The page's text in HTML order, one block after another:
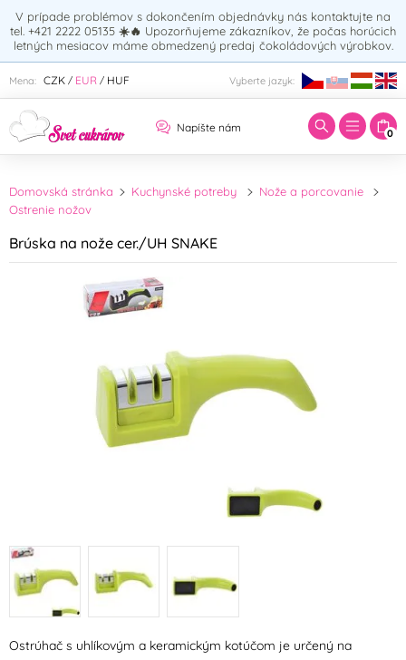
V prípade problémov s dokončením objednávky nás kontaktujte na
tel. +421 2222 05135 ☀️🔥 Upozorňujeme zákazníkov, že počas horúcich
letných mesiacov máme obmedzený predaj čokoládových výrobkov.
Mena: CZK / EUR / HUF Vyberte jazyk:
Napíšte nám 0
Zadajte hľadaný výraz:
Domovská stránka Kuchynské potreby
Nože a porcovanie
Ostrenie nožov
Brúska na nože cer./UH SNAKE
Ostrúhač s uhlíkovým a keramickým kotúčom je určený na